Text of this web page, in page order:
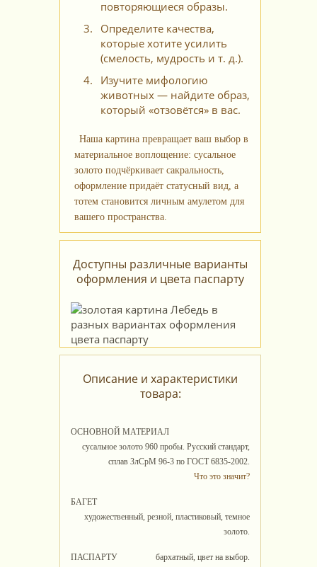
повторяющиеся образы.
Определите качества,
которые хотите усилить
(смелость, мудрость и т. д.).
Изучите мифологию
животных — найдите образ,
который «отзовётся» в вас.
Наша картина превращает ваш выбор в
материальное воплощение: сусальное
золото подчёркивает сакральность,
оформление придаёт статусный вид, а
тотем становится личным амулетом для
вашего пространства.
Доступны различные варианты
оформления и цвета паспарту
Описание и характеристики
товара:
ОСНОВНОЙ МАТЕРИАЛ
сусальное золото 960 пробы. Русский стандарт,
сплав ЗлСрМ 96-3 по ГОСТ 6835-2002.
Что это значит?
БАГЕТ
художественный, резной, пластиковый, темное
золото.
ПАСПАРТУ бархатный, цвет на выбор.